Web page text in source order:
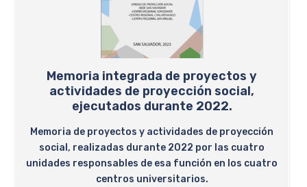
Memoria integrada de proyectos y
actividades de proyección social,
ejecutados durante 2022.
Memoria de proyectos y actividades de proyección
social, realizadas durante 2022 por las cuatro
unidades responsables de esa función en los cuatro
centros universitarios.